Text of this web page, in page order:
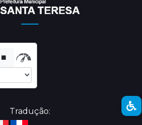
⏹️
Tradução: